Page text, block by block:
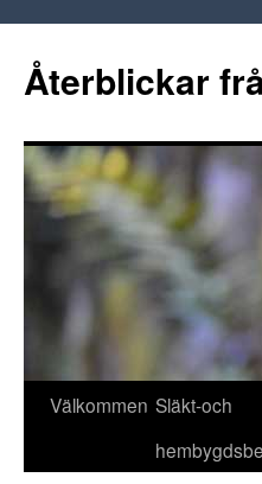
innehåll
Återblickar
Välkommen Släkt-och